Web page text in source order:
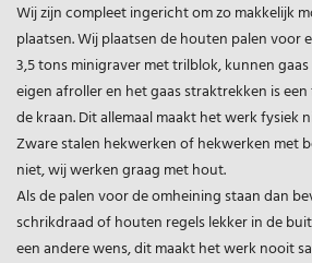
Wij zijn compleet ingericht om zo makkelijk
plaatsen. Wij plaatsen de houten palen voor
3,5 tons minigraver met trilblok, kunnen
eigen afroller en het gaas straktrekken is
de kraan. Dit allemaal maakt het werk fysiek
Zware stalen hekwerken of hekwerken met
niet, wij werken graag met hout.
Als de palen voor de omheining staan dan
schrikdraad of houten regels lekker in de
een andere wens, dit maakt het werk nooit